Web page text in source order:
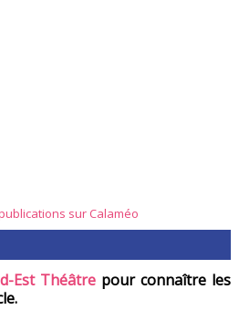
sur Calaméo
Est Théâtrepour connaître les